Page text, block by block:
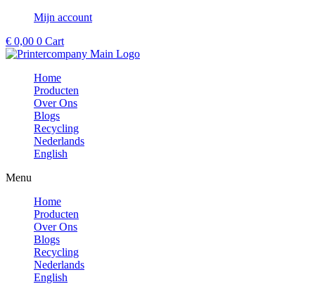
Mijn account
€ 0,00 0 Cart
Home
Producten
Over Ons
Blogs
Recycling
Nederlands
English
Menu
Home
Producten
Over Ons
Blogs
Recycling
Nederlands
English